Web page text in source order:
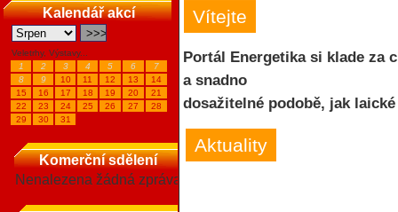
Kalendář akcí
Veletrhy, Výstavy...
1
2 3 4 5 6
7
8
9 10 11 12 13
14
15
16 17 18 19 20
21
22
23 24 25 26 27
28
29
30 31
Komerční sdělení
Nenalezena žádná zpráva
Vítejte
Portál Energetika si klade za
a snadno
dosažitelné podobě, jak
Aktuality